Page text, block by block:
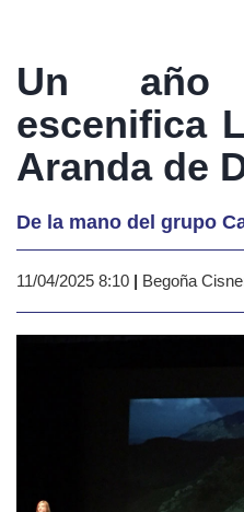
Un
escenifica
Aranda de
De la mano del grupo
11/04/2025 8:10 | Begoña